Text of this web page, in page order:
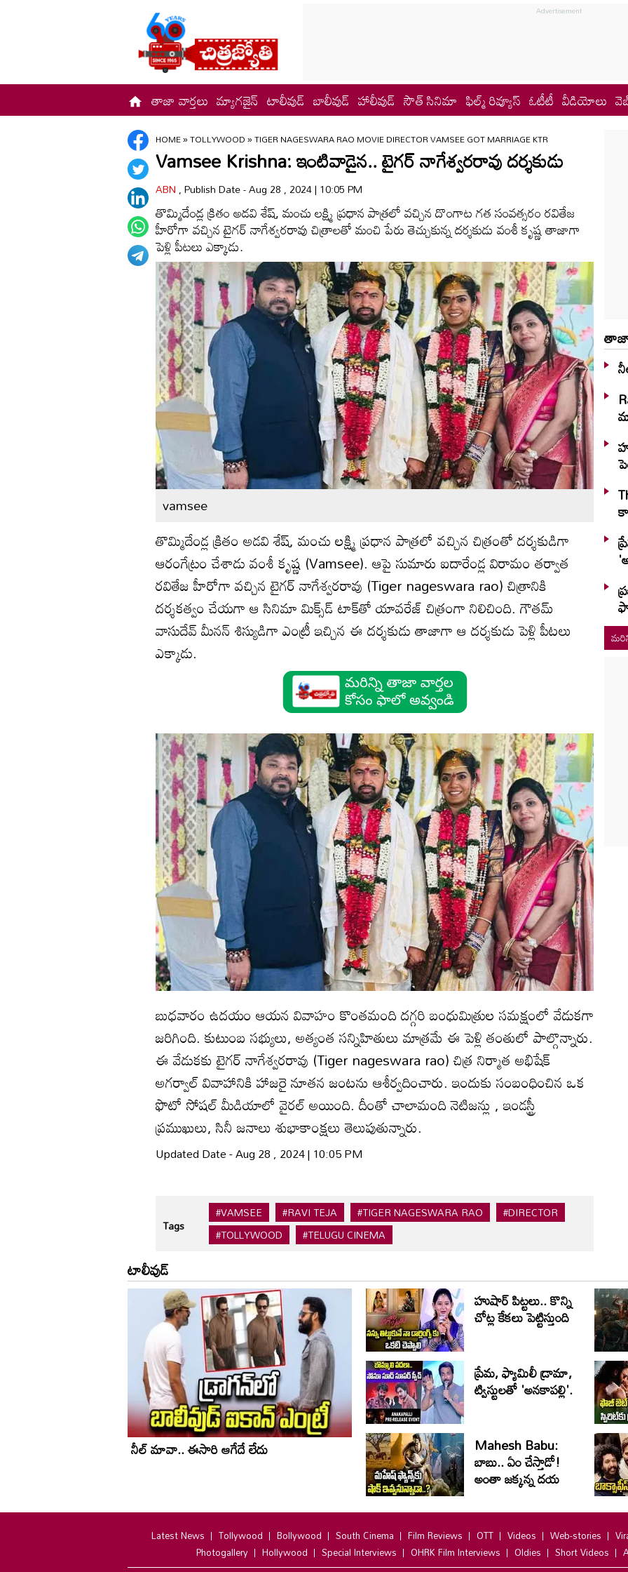
తాజా వార్తలు మ్యాగజైన్ టాలీవుడ్ బాలీవుడ్ హాలీవుడ్ సౌత్ సినిమా ఫిల్మ్ రివ్యూస్ ఓటీటీ వీడియోలు
HOME»TOLLYWOOD»TIGER NAGESWARA RAO MOVIE DIRECTOR VAMSEE GOT MARRIAGE KTR
Vamsee Krishna: ఇంటివాడైన.. టైగ‌ర్ నాగేశ్వ‌ర‌రావు ద‌ర్శ‌కుడు
ABN, Publish Date - Aug 28 , 2024 | 10:05 PM
తొమ్మిదేండ్ల‌ క్రితం అడ‌వి శేష్, మంచు ల‌క్ష్మి ప్రధాన పాత్ర‌లో వ‌చ్చిన దొంగాట గ‌త సంవ‌త్స‌రం ర‌వితేజ
హీరోగా వ‌చ్చిన టైగ‌ర్ నాగేశ్వ‌ర‌రావు చిత్రాల‌తో మంచి పేరు తెచ్చుకున్న ద‌ర్శ‌కుడు వంశీ కృష్ణ‌ తాజాగా
పెళ్లి పీట‌లు ఎక్కాడు.
vamsee
తొమ్మిదేండ్ల‌ క్రితం అడ‌వి శేష్, మంచు ల‌క్ష్మి ప్రధాన పాత్ర‌లో వ‌చ్చిన చిత్రంతో ద‌ర్శ‌కుడిగా
ఆరంగేట్రం చేశాడు వంశీ కృష్ణ‌ (Vamsee). ఆపై సుమారు ఐదారేండ్ల విరామం త‌ర్వాత
ర‌వితేజ హీరోగా వ‌చ్చిన టైగ‌ర్ నాగేశ్వ‌ర‌రావు (Tiger nageswara rao) చిత్రానికి
ద‌ర్శ‌కత్వం చేయ‌గా ఆ సినిమా మిక్స్‌డ్ టాక్‌తో యావ‌రేజ్ చిత్రంగా నిలిచింది. గౌత‌మ్
వాసుదేవ్ మీన‌న్ శిస్యుడిగా ఎంట్రీ ఇచ్చిన ఈ ద‌ర్శ‌కుడు తాజాగా ఆ ద‌ర్శ‌కుడు పెళ్లి పీట‌లు
ఎక్కాడు.
బుధవారం ఉదయం ఆయన వివాహం కొంత‌మంది ద‌గ్గ‌రి బంధుమిత్రుల స‌మ‌క్షంలో వేడుకగా
జరిగింది. కుటుంబ సభ్యులు, అత్యంత సన్నిహితులు మాత్రమే ఈ పెళ్లి తంతులో పాల్గొన్నారు.
ఈ వేడుక‌కు టైగ‌ర్ నాగేశ్వ‌ర‌రావు (Tiger nageswara rao) చిత్ర నిర్మాత అభిషేక్‌
అగర్వాల్‌ వివాహానికి హాజరై నూతన జంటను ఆశీర్వదించారు. ఇందుకు సంబంధించిన ఒక
ఫొటో సోష‌ల్ మీడియాలో వైరల్ అయింది. దీంతో చాలామంది నెటిజ‌న్లు , ఇండస్ట్రీ
ప్రముఖులు, సినీ జనాలు శుభాకాంక్షలు తెలుపుతున్నారు.
Updated Date - Aug 28 , 2024 | 10:05 PM
Tags
#VAMSEE #RAVI TEJA #TIGER NAGESWARA RAO
#DIRECTOR
#TOLLYWOOD
#TELUGU CINEMA
తాజా
టాలీవుడ్
నీల్ మావా.. ఈసారి ఆగేదే లేదు
హుషార్‌ పిట్టలు.. కొన్ని
చోట్ల కేకలు పెట్టిస్తుంది
ప్రేమ, ఫ్యామిలీ డ్రామా,
ట్విస్టులతో 'అనకాపల్లి'.
Mahesh Babu:
బాబు.. ఏం చేస్తాడో!
అంతా జ‌క్క‌న్న ద‌య‌
Latest News Tollywood Bollywood South Cinema Film Reviews OTT Videos Web-stories
Photogallery
Hollywood Special Interviews OHRK Film Interviews Oldies Short Videos